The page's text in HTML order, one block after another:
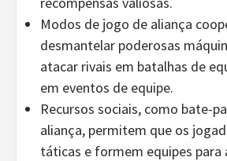
Modos de jogo de aliança
desmantelar poderosas
atacar rivais em batalhas de
em eventos de equipe.
Recursos sociais, como bate-
aliança, permitem que os
táticas e formem equipes para